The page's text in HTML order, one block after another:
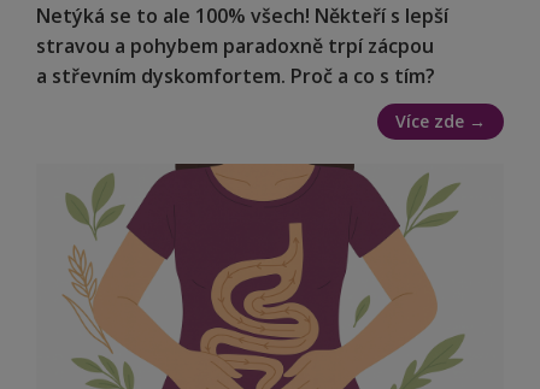
Netýká se to ale 100% všech! Někteří s lepší
stravou a pohybem paradoxně trpí zácpou
a střevním dyskomfortem. Proč a co s tím?
Více zde →